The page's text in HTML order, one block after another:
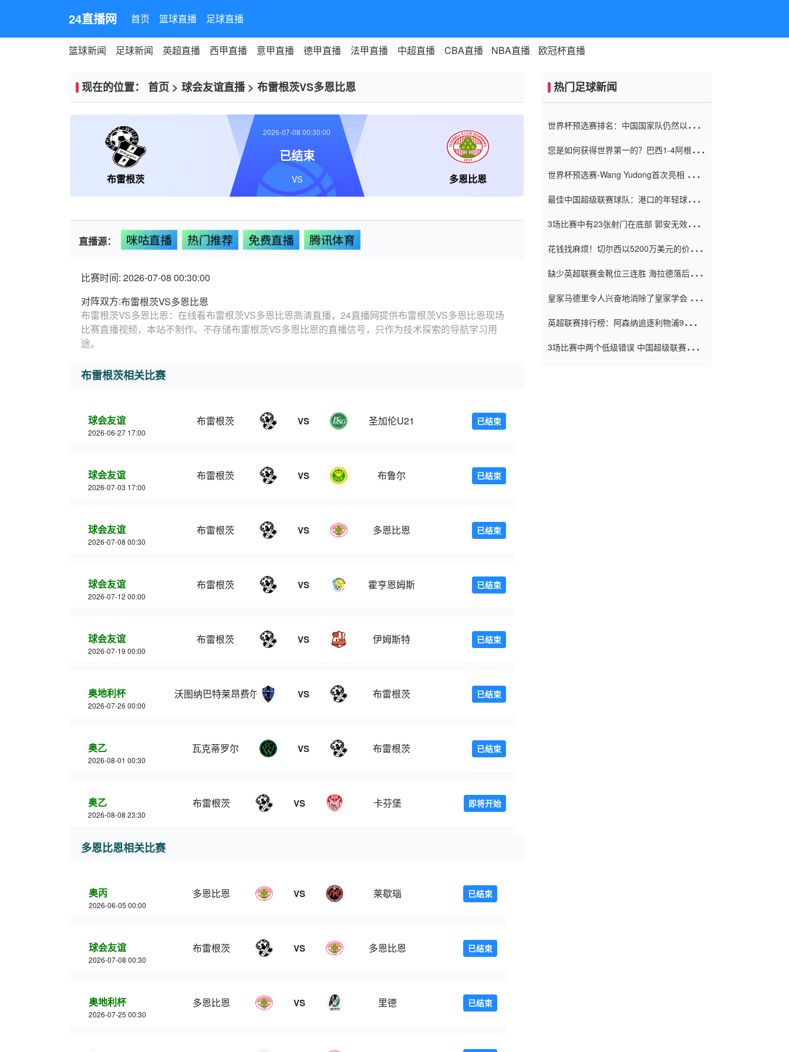
24直播网 首页 篮球直播 足球直播
篮球新闻 足球新闻 英超直播 西甲直播 意甲直播 德甲直播 法甲直播 中超直播 CBA直播 NBA直播 欧冠杯直播
现在的位置： 首页 > 球会友谊直播> 布雷根茨VS多恩比恩
布雷根茨 多恩比恩
2026-07-08 00:30:00
已结束
VS
直播源： 咪咕直播 热门推荐 免费直播 腾讯体育
比赛时间: 2026-07-08 00:30:00
对阵双方:布雷根茨VS多恩比恩
布雷根茨VS多恩比恩：在线看布雷根茨VS多恩比恩高清直播，24直播网提供布雷根茨VS多恩比恩现场
比赛直播视频，本站不制作、不存储布雷根茨VS多恩比恩的直播信号，只作为技术探索的导航学习用
途。
布雷根茨相关比赛
球会友谊
2026-06-27 17:00
布雷根茨 VS 圣加伦U21 已结束
球会友谊
2026-07-03 17:00
布雷根茨 VS 布鲁尔 已结束
球会友谊
2026-07-08 00:30
布雷根茨 VS 多恩比恩 已结束
球会友谊
2026-07-12 00:00
布雷根茨 VS 霍亨恩姆斯 已结束
球会友谊
2026-07-19 00:00
布雷根茨 VS 伊姆斯特 已结束
奥地利杯
2026-07-26 00:00
沃图纳巴特莱昂费尔登 VS 布雷根茨 已结束
奥乙
2026-08-01 00:30
瓦克蒂罗尔 VS 布雷根茨 已结束
奥乙
2026-08-08 23:30
布雷根茨 VS 卡芬堡 即将开始
多恩比恩相关比赛
奥丙
2026-06-05 00:00
多恩比恩 VS 莱歇瑙 已结束
球会友谊
2026-07-08 00:30
布雷根茨 VS 多恩比恩 已结束
奥地利杯
2026-07-25 00:30
多恩比恩 VS 里德 已结束
热门足球新闻
世界杯预选赛排名：中国国家队仍然以6分
您是如何获得世界第一的？巴西1-4阿根
世界杯预选赛-Wang Yudong首次亮相 中国
最佳中国超级联赛球队：港口的年轻球员在
（Taishan）
3场比赛中有23张射门在底部 郭安无效传球
花钱找麻烦！切尔西以5200万美元的价格
窗口
缺少英超联赛金靴位三连胜 海拉德落后6球
皇家马德里令人兴奋地消除了皇家学会 安
英超联赛排行榜：阿森纳追逐利物浦9分 曼
3场比赛中两个低级错误 中国超级联赛的前